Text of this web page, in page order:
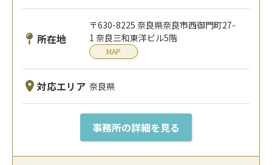
所在地
〒630-8225 奈良県奈良市西御門町27-
1 奈良三和東洋ビル5階
MAP
対応エリア 奈良県
事務所の詳細を見る